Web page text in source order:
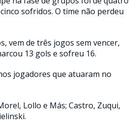
sofridos. O time não perdeu
vem de três jogos sem vencer,
13 gols e sofreu 16.
jogadores que atuaram no
Lollo e Más; Castro, Zuqui,